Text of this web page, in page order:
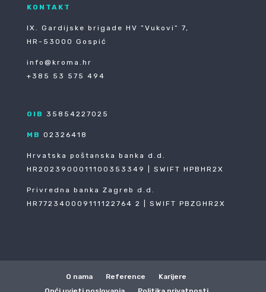
KONTAKT
IX. Gardijske brigade HV ”Vukovi” 7,
HR-53000 Gospić
info@kroma.hr
+385 53 575 494
OIB 35854227025
MB 02326418
Hrvatska poštanska banka d.d.
HR2023900011100353349 | SWIFT HPBHR2X
Privredna banka Zagreb d.d.
HR772340009111122764 2 | SWIFT PBZGHR2X
O nama Reference
Karijere